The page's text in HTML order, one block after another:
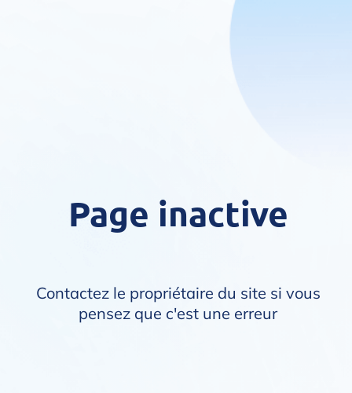
Page inactive
Contactez le propriétaire du site si vous
pensez que c'est une erreur